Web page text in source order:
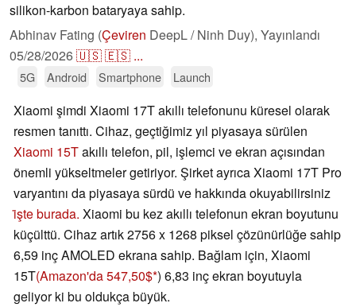
silikon-karbon bataryaya sahip.
Abhinav Fating (Çeviren DeepL / Ninh Duy), Yayınlandı
05/28/2026🇺🇸🇪🇸 ...
5G Android Smartphone Launch
Xiaomi şimdi Xiaomi 17T akıllı telefonunu küresel olarak
resmen tanıttı. Cihaz, geçtiğimiz yıl piyasaya sürülen
Xiaomi 15Takıllı telefon, pil, işlemci ve ekran açısından
önemli yükseltmeler getiriyor. Şirket ayrıca Xiaomi 17T Pro
varyantını da piyasaya sürdü ve hakkında okuyabilirsiniz
i̇şte burada. Xiaomi bu kez akıllı telefonun ekran boyutunu
küçülttü. Cihaz artık 2756 x 1268 piksel çözünürlüğe sahip
6,59 inç AMOLED ekrana sahip. Bağlam için, Xiaomi
15T(Amazon'da 547,50$ ) 6,83 inç ekran boyutuyla
geliyor ki bu oldukça büyük.